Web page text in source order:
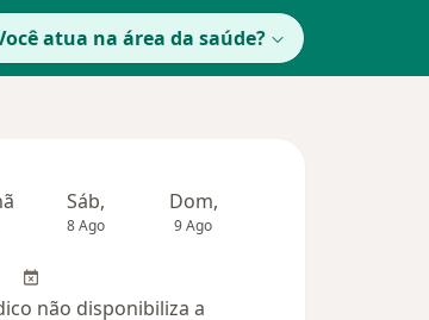
atua na área da saúde?
Sáb,
8 Ago
Dom,
9 Ago
não disponibiliza a